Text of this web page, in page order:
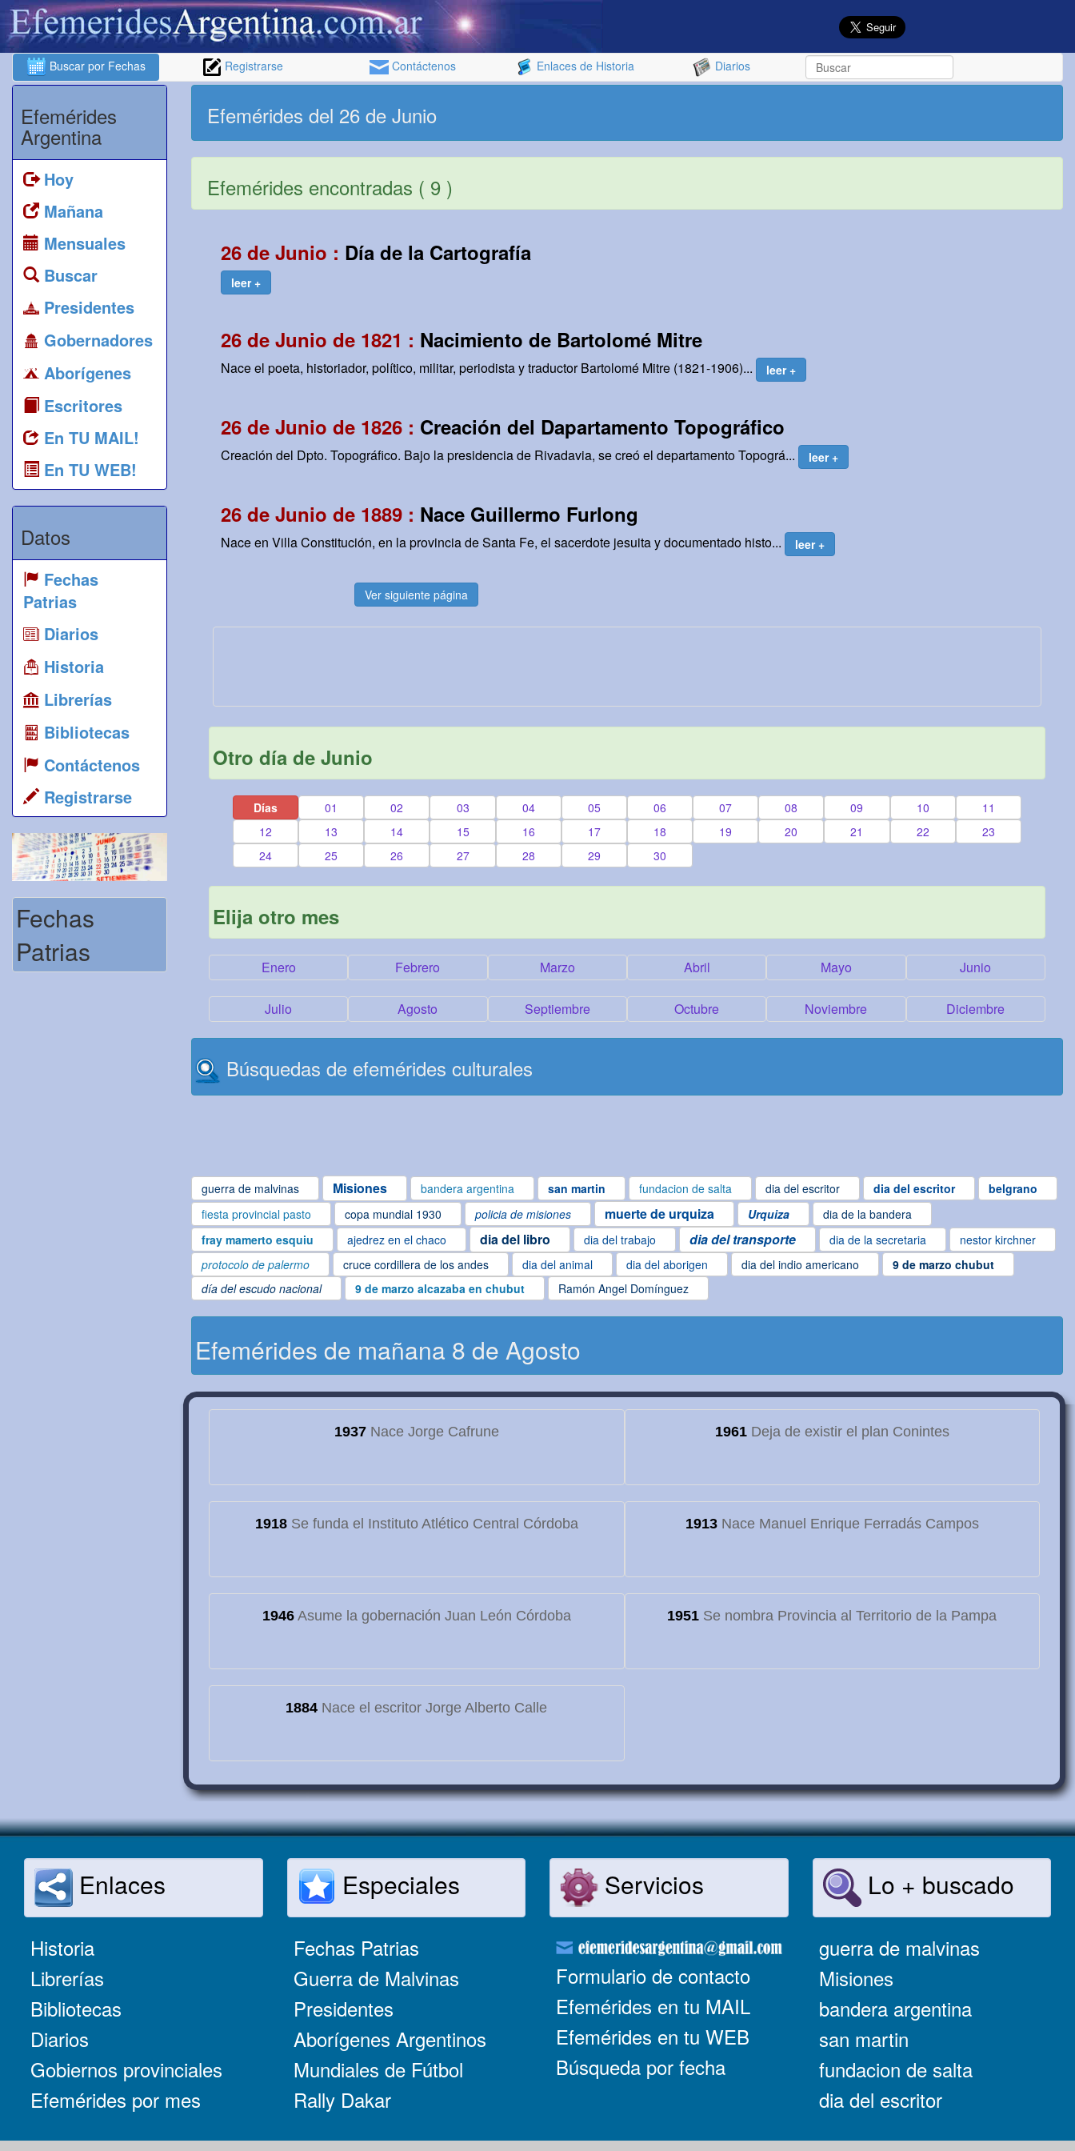
Buscar por Fechas Registrarse Contáctenos Enlaces de Historia Diarios
Efemérides
Argentina
Hoy
Mañana
Mensuales
Buscar
Presidentes
Gobernadores
Aborígenes
Escritores
En TU MAIL!
En TU WEB!
Datos
Fechas
Patrias
Diarios
Historia
Librerías
Bibliotecas
Contáctenos
Registrarse
Fechas
Patrias
Efemérides del 26 de Junio
Efemérides encontradas ( 9 )
26 de Junio : Día de la Cartografía
leer +
26 de Junio de 1821 : Nacimiento de Bartolomé Mitre
Nace el poeta, historiador, político, militar, periodista y traductor Bartolomé Mitre (1821-1906)... leer +
26 de Junio de 1826 : Creación del Dapartamento Topográfico
Creación del Dpto. Topográfico. Bajo la presidencia de Rivadavia, se creó el departamento Topográ... leer +
26 de Junio de 1889 : Nace Guillermo Furlong
Nace en Villa Constitución, en la provincia de Santa Fe, el sacerdote jesuita y documentado histo... leer +
Ver siguiente página
Otro día de Junio
Días 01 02 03 04 05 06 07 08 09 10
11
12
13 14 15 16 17 18 19 20 21 22
23
24
25 26 27 28 29 30
Elija otro mes
Enero Febrero Marzo Abril Mayo Junio
Julio Agosto Septiembre Octubre Noviembre Diciembre
Búsquedas de efemérides culturales
guerra de malvinas Misiones bandera argentina san martin fundacion de salta dia del escritor dia del escritor
belgrano
fiesta provincial pasto
copa mundial 1930 policia de misiones muerte de urquiza Urquiza
dia de la bandera
fray mamerto esquiu
ajedrez en el chaco dia del libro dia del trabajo dia del transporte dia de la secretaria
nestor kirchner
protocolo de palermo
cruce cordillera de los andes dia del animal dia del aborigen dia del indio americano
9 de marzo chubut
día del escudo nacional
9 de marzo alcazaba en chubut Ramón Angel Domínguez
Efemérides de mañana 8 de Agosto
1937Nace Jorge Cafrune 1961Deja de existir el plan Conintes
1918Se funda el Instituto Atlético Central Córdoba 1913Nace Manuel Enrique Ferradás Campos
1946Asume la gobernación Juan León Córdoba 1951 Se nombra Provincia al Territorio de la Pampa
1884 Nace el escritor Jorge Alberto Calle
Enlaces
Historia
Librerías
Bibliotecas
Diarios
Gobiernos provinciales
Efemérides por mes
Especiales
Fechas Patrias
Guerra de Malvinas
Presidentes
Aborígenes Argentinos
Mundiales de Fútbol
Rally Dakar
Servicios
Formulario de contacto
Efemérides en tu MAIL
Efemérides en tu WEB
Búsqueda por fecha
Lo + buscado
guerra de malvinas
Misiones
bandera argentina
san martin
fundacion de salta
dia del escritor